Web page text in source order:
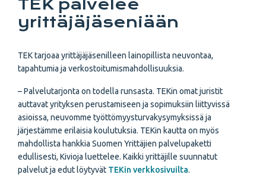
TEK palvelee
yrittäjäjäseniään
TEK tarjoaa yrittäjäjäsenilleen lainopillista neuvontaa,
tapahtumia ja verkostoitumismahdollisuuksia.
– Palvelutarjonta on todella runsasta. TEKin omat juristit
auttavat yrityksen perustamiseen ja sopimuksiin liittyvissä
asioissa, neuvomme työttömyysturvakysymyksissä ja
järjestämme erilaisia koulutuksia. TEKin kautta on myös
mahdollista hankkia Suomen Yrittäjien palvelupaketti
edullisesti, Kivioja luettelee. Kaikki yrittäjille suunnatut
palvelut ja edut löytyvät TEKin verkkosivuilta.